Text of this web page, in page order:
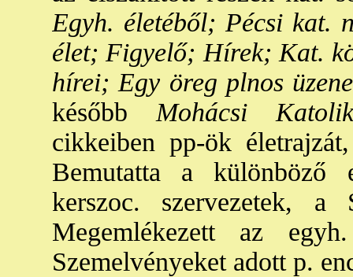
Egyh. életéből; Pécsi kat.
élet; Figyelő; Hírek; Kat.
hírei; Egy öreg plnos
később Mohácsi
cikkeiben pp-ök
Bemutatta a különböző
kerszoc. szervezetek, a
Megemlékezett az
Szemelvényeket adott p.